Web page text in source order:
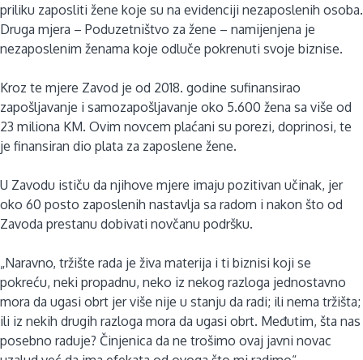
priliku zaposliti žene koje su na evidenciji nezaposlenih osoba.
Druga mjera – Poduzetništvo za žene – namijenjena je
nezaposlenim ženama koje odluče pokrenuti svoje biznise.
Kroz te mjere Zavod je od 2018. godine sufinansirao
zapošljavanje i samozapošljavanje oko 5.600 žena sa više od
23 miliona KM. Ovim novcem plaćani su porezi, doprinosi, te
je finansiran dio plata za zaposlene žene.
U Zavodu ističu da njihove mjere imaju pozitivan učinak, jer
oko 60 posto zaposlenih nastavlja sa radom i nakon što od
Zavoda prestanu dobivati novčanu podršku.
„Naravno, tržište rada je živa materija i ti biznisi koji se
pokreću, neki propadnu, neko iz nekog razloga jednostavno
mora da ugasi obrt jer više nije u stanju da radi; ili nema tržišta;
ili iz nekih drugih razloga mora da ugasi obrt. Međutim, šta nas
posebno raduje? Činjenica da ne trošimo ovaj javni novac